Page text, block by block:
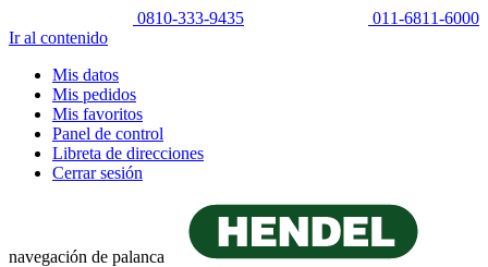
0810-333-9435
011-6811-6000
Ir al contenido
Mis datos
Mis pedidos
Mis favoritos
Panel de control
Libreta de direcciones
Cerrar sesión
navegación de palanca